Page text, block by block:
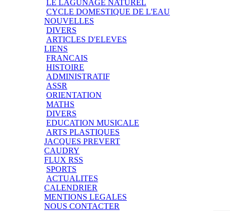
LE LAGUNAGE NATUREL
CYCLE DOMESTIQUE DE L'EAU
NOUVELLES
DIVERS
ARTICLES D'ELEVES
LIENS
FRANCAIS
HISTOIRE
ADMINISTRATIF
ASSR
ORIENTATION
MATHS
DIVERS
EDUCATION MUSICALE
ARTS PLASTIQUES
JACQUES PREVERT
CAUDRY
FLUX RSS
SPORTS
ACTUALITES
CALENDRIER
MENTIONS LEGALES
NOUS CONTACTER